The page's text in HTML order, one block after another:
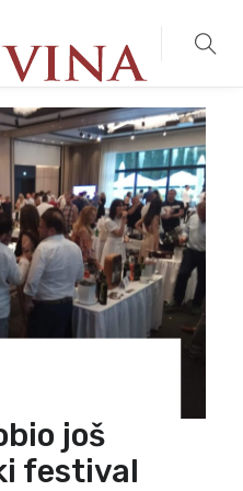
još
festival